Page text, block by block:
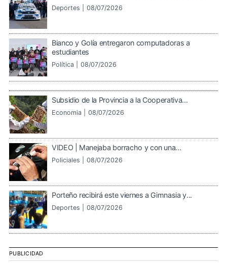
Deportes | 08/07/2026
Bianco y Golía entregaron computadoras a
estudiantes
Política | 08/07/2026
Subsidio de la Provincia a la Cooperativa...
Economia | 08/07/2026
VIDEO | Manejaba borracho y con una...
Policiales | 08/07/2026
Porteño recibirá este viernes a Gimnasia y...
Deportes | 08/07/2026
PUBLICIDAD